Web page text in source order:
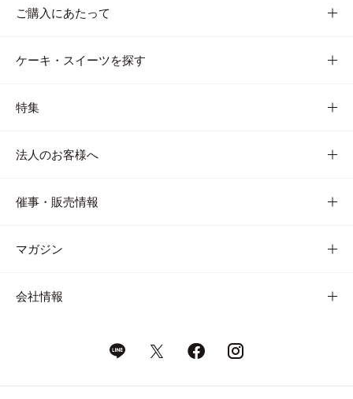
ご購入にあたって
ケーキ・スイーツを探す
特集
法人のお客様へ
催事・販売情報
マガジン
会社情報